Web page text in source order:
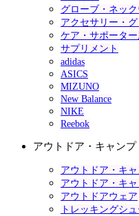
グローブ・ネッ
アクセサリー・
ケア・サポーター
サプリメント
adidas
ASICS
MIZUNO
New Balance
NIKE
Reebok
アウトドア・キャン
アウトドア・キ
アウトドア・キ
アウトドアウェア
トレッキングシ